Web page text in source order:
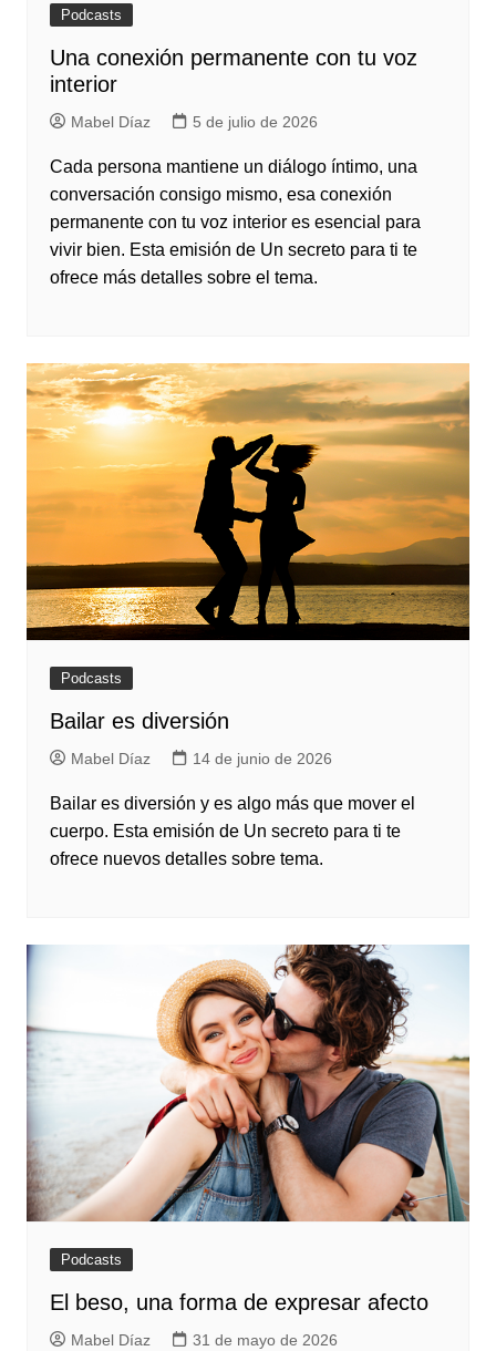
Podcasts
Una conexión permanente con tu voz
interior
Mabel Díaz 5 de julio de 2026
Cada persona mantiene un diálogo íntimo, una
conversación consigo mismo, esa conexión
permanente con tu voz interior es esencial para
vivir bien. Esta emisión de Un secreto para ti te
ofrece más detalles sobre el tema.
Podcasts
Bailar es diversión
Mabel Díaz 14 de junio de 2026
Bailar es diversión y es algo más que mover el
cuerpo. Esta emisión de Un secreto para ti te
ofrece nuevos detalles sobre tema.
Podcasts
El beso, una forma de expresar afecto
Mabel Díaz 31 de mayo de 2026